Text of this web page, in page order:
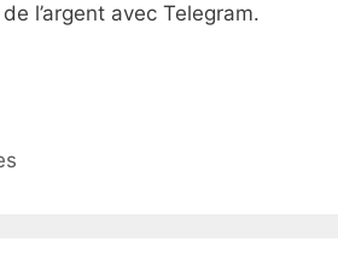
l’argent avec Telegram.